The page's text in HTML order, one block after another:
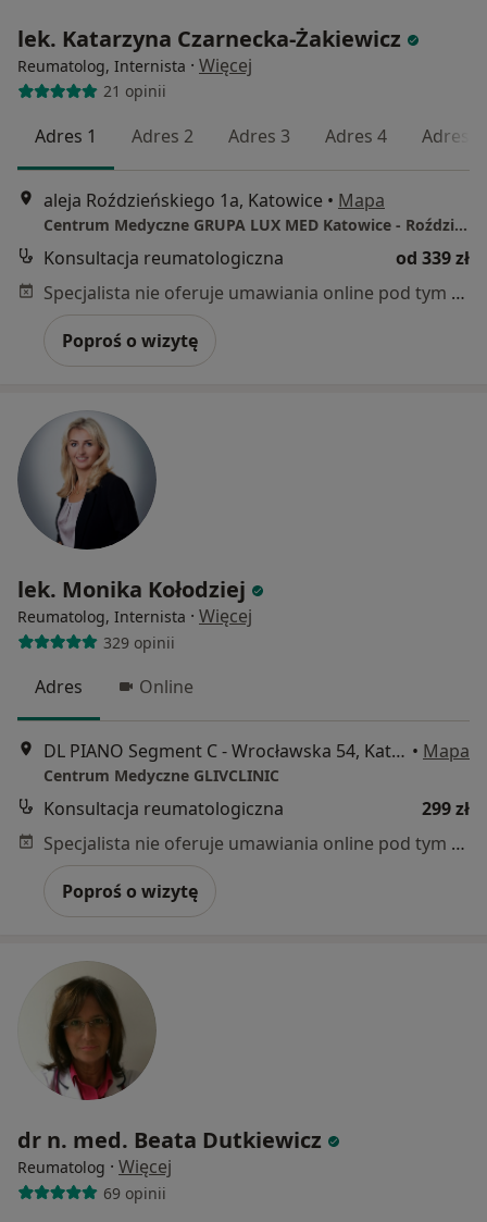
lek. Katarzyna Czarnecka-Żakiewicz
Reumatolog, Internista · Więcej
21 opinii
Adres 1 Adres 2 Adres 3 Adres 4 Adres 5
aleja Roździeńskiego 1a, Katowice • Mapa
Centrum Medyczne GRUPA LUX MED Katowice - Roździeńskiego 1A
Konsultacja reumatologiczna
od 339 zł
Specjalista nie oferuje umawiania online pod tym adresem.
Poproś o wizytę
lek. Monika Kołodziej
Reumatolog, Internista · Więcej
329 opinii
Adres Online
DL PIANO Segment C - Wrocławska 54, Katowice • Mapa
Centrum Medyczne GLIVCLINIC
Konsultacja reumatologiczna
299 zł
Specjalista nie oferuje umawiania online pod tym adresem.
Poproś o wizytę
dr n. med. Beata Dutkiewicz
Reumatolog · Więcej
69 opinii